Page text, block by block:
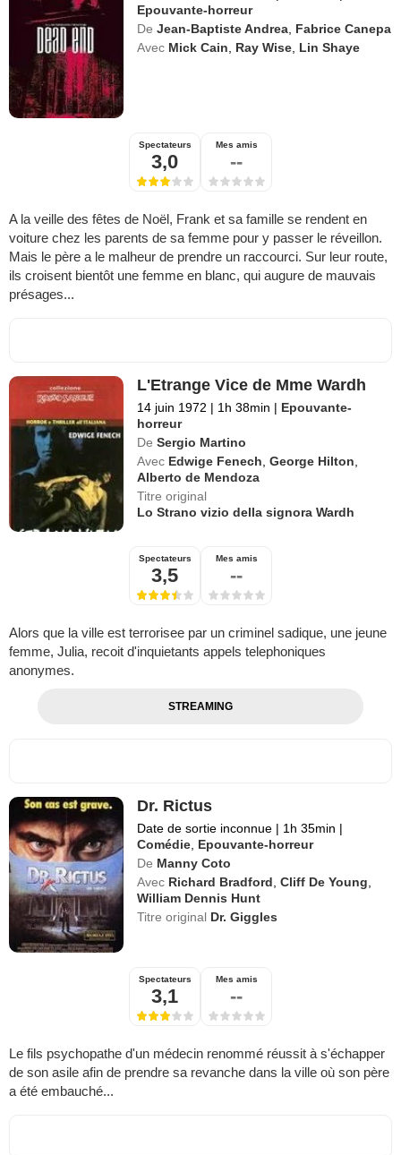
Epouvante-horreur
De Jean-Baptiste Andrea Fabrice Canepa
Avec Mick Cain Ray Wise Lin Shaye
Spectateurs
3,0
Mes amis
--
A la veille des fêtes de Noël, Frank et sa famille se rendent en
voiture chez les parents de sa femme pour y passer le réveillon.
Mais le père a le malheur de prendre un raccourci. Sur leur route,
ils croisent bientôt une femme en blanc, qui augure de mauvais
présages...
L'Etrange Vice de Mme Wardh
14 juin 1972 | 1h 38min | Epouvante-
horreur
De Sergio Martino
Avec Edwige Fenech ,George Hilton
Alberto de Mendoza
Titre original
Lo Strano vizio della signora Wardh
Spectateurs
3,5
Mes amis
--
Alors que la ville est terrorisee par un criminel sadique, une jeune
femme, Julia, recoit d'inquietants appels telephoniques
anonymes.
STREAMING
Dr. Rictus
Date de sortie inconnue | 1h 35min |
Comédie Epouvante-horreur
De Manny Coto
Avec Richard Bradford ,Cliff De Young
William Dennis Hunt
Titre original Dr. Giggles
Spectateurs
3,1
Mes amis
--
Le fils psychopathe d'un médecin renommé réussit à s'échapper
de son asile afin de prendre sa revanche dans la ville où son père
a été embauché...